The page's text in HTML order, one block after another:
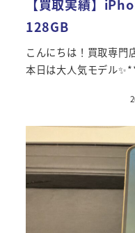
【買取実績】
128GB
こんにちは！買取専門
本日は大人気モデル